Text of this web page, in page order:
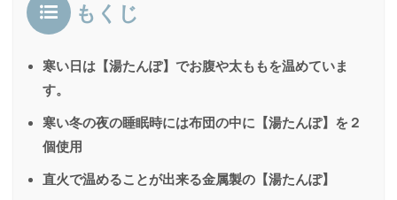
もくじ
寒い日は【湯たんぽ】でお腹や太ももを温めていま
す。
寒い冬の夜の睡眠時には布団の中に【湯たんぽ】を２
個使用
直火で温めることが出来る金属製の【湯たんぽ】